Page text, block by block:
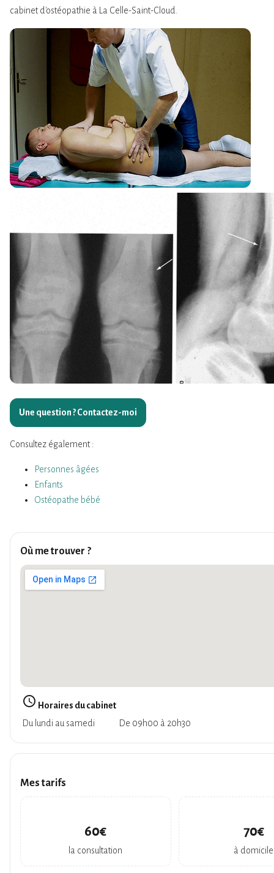
cabinet d'ostéopathie à La Celle-Saint-Cloud.
Une question ?Contactez-moi
Consultez également :
Personnes âgées
Enfants
Ostéopathe bébé
Où me trouver ?
query_builder Horaires du cabinet
Du lundi au samedi
De 09h00 à 20h30
Mes tarifs
60€
la consultation
70€
à domicile